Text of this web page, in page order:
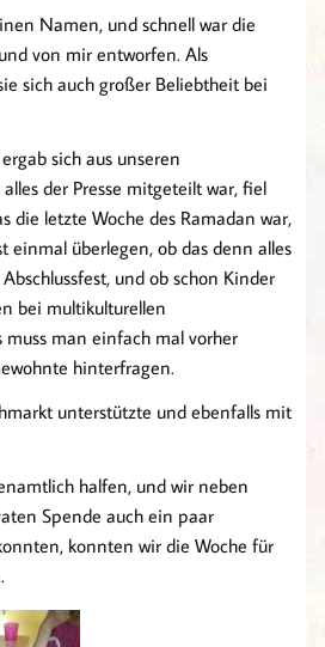
Namen, und schnell war die
von mir entworfen. Als
sich auch großer Beliebtheit bei
sich aus unseren
der Presse mitgeteilt war, fiel
die letzte Woche des Ramadan war,
einmal überlegen, ob das denn alles
und ob schon Kinder
bei multikulturellen
muss man einfach mal vorher
hinterfragen.
unterstützte und ebenfalls mit
halfen, und wir neben
Spende auch ein paar
konnten wir die Woche für